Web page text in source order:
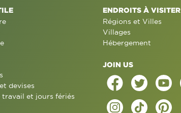
devises
travail et jours fériés
ENDROITS À VISITER
Régions et Villes
Villages
Hébergement
JOIN US